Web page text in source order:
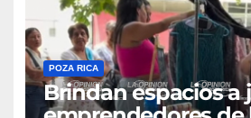
POZA RICA
Brindan espacios a